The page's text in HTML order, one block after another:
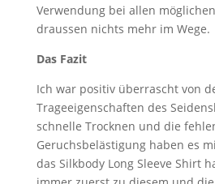
Verwendung bei allen
draussen nichts mehr im Wege.
Das Fazit
Ich war positiv überrascht von
Trageeigenschaften des
schnelle Trocknen und die
Geruchsbelästigung haben es
das Silkbody Long Sleeve Shirt